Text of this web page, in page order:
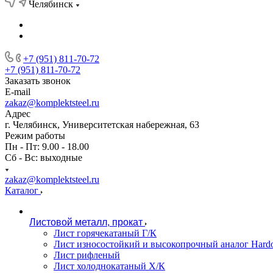
Челябинск
+7 (951) 811-70-72
+7 (951) 811-70-72
Заказать звонок
E-mail
zakaz@komplektsteel.ru
Адрес
г. Челябинск, Университетская набережная, 63
Режим работы
Пн - Пт: 9.00 - 18.00
Сб - Вс: выходные
zakaz@komplektsteel.ru
Каталог
Листовой металл, прокат
Лист горячекатаный Г/К
Лист износостойкий и высокопрочный аналог
Лист рифленый
Лист холоднокатаный Х/К